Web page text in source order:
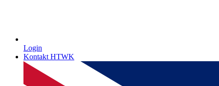
Login
Kontakt HTWK